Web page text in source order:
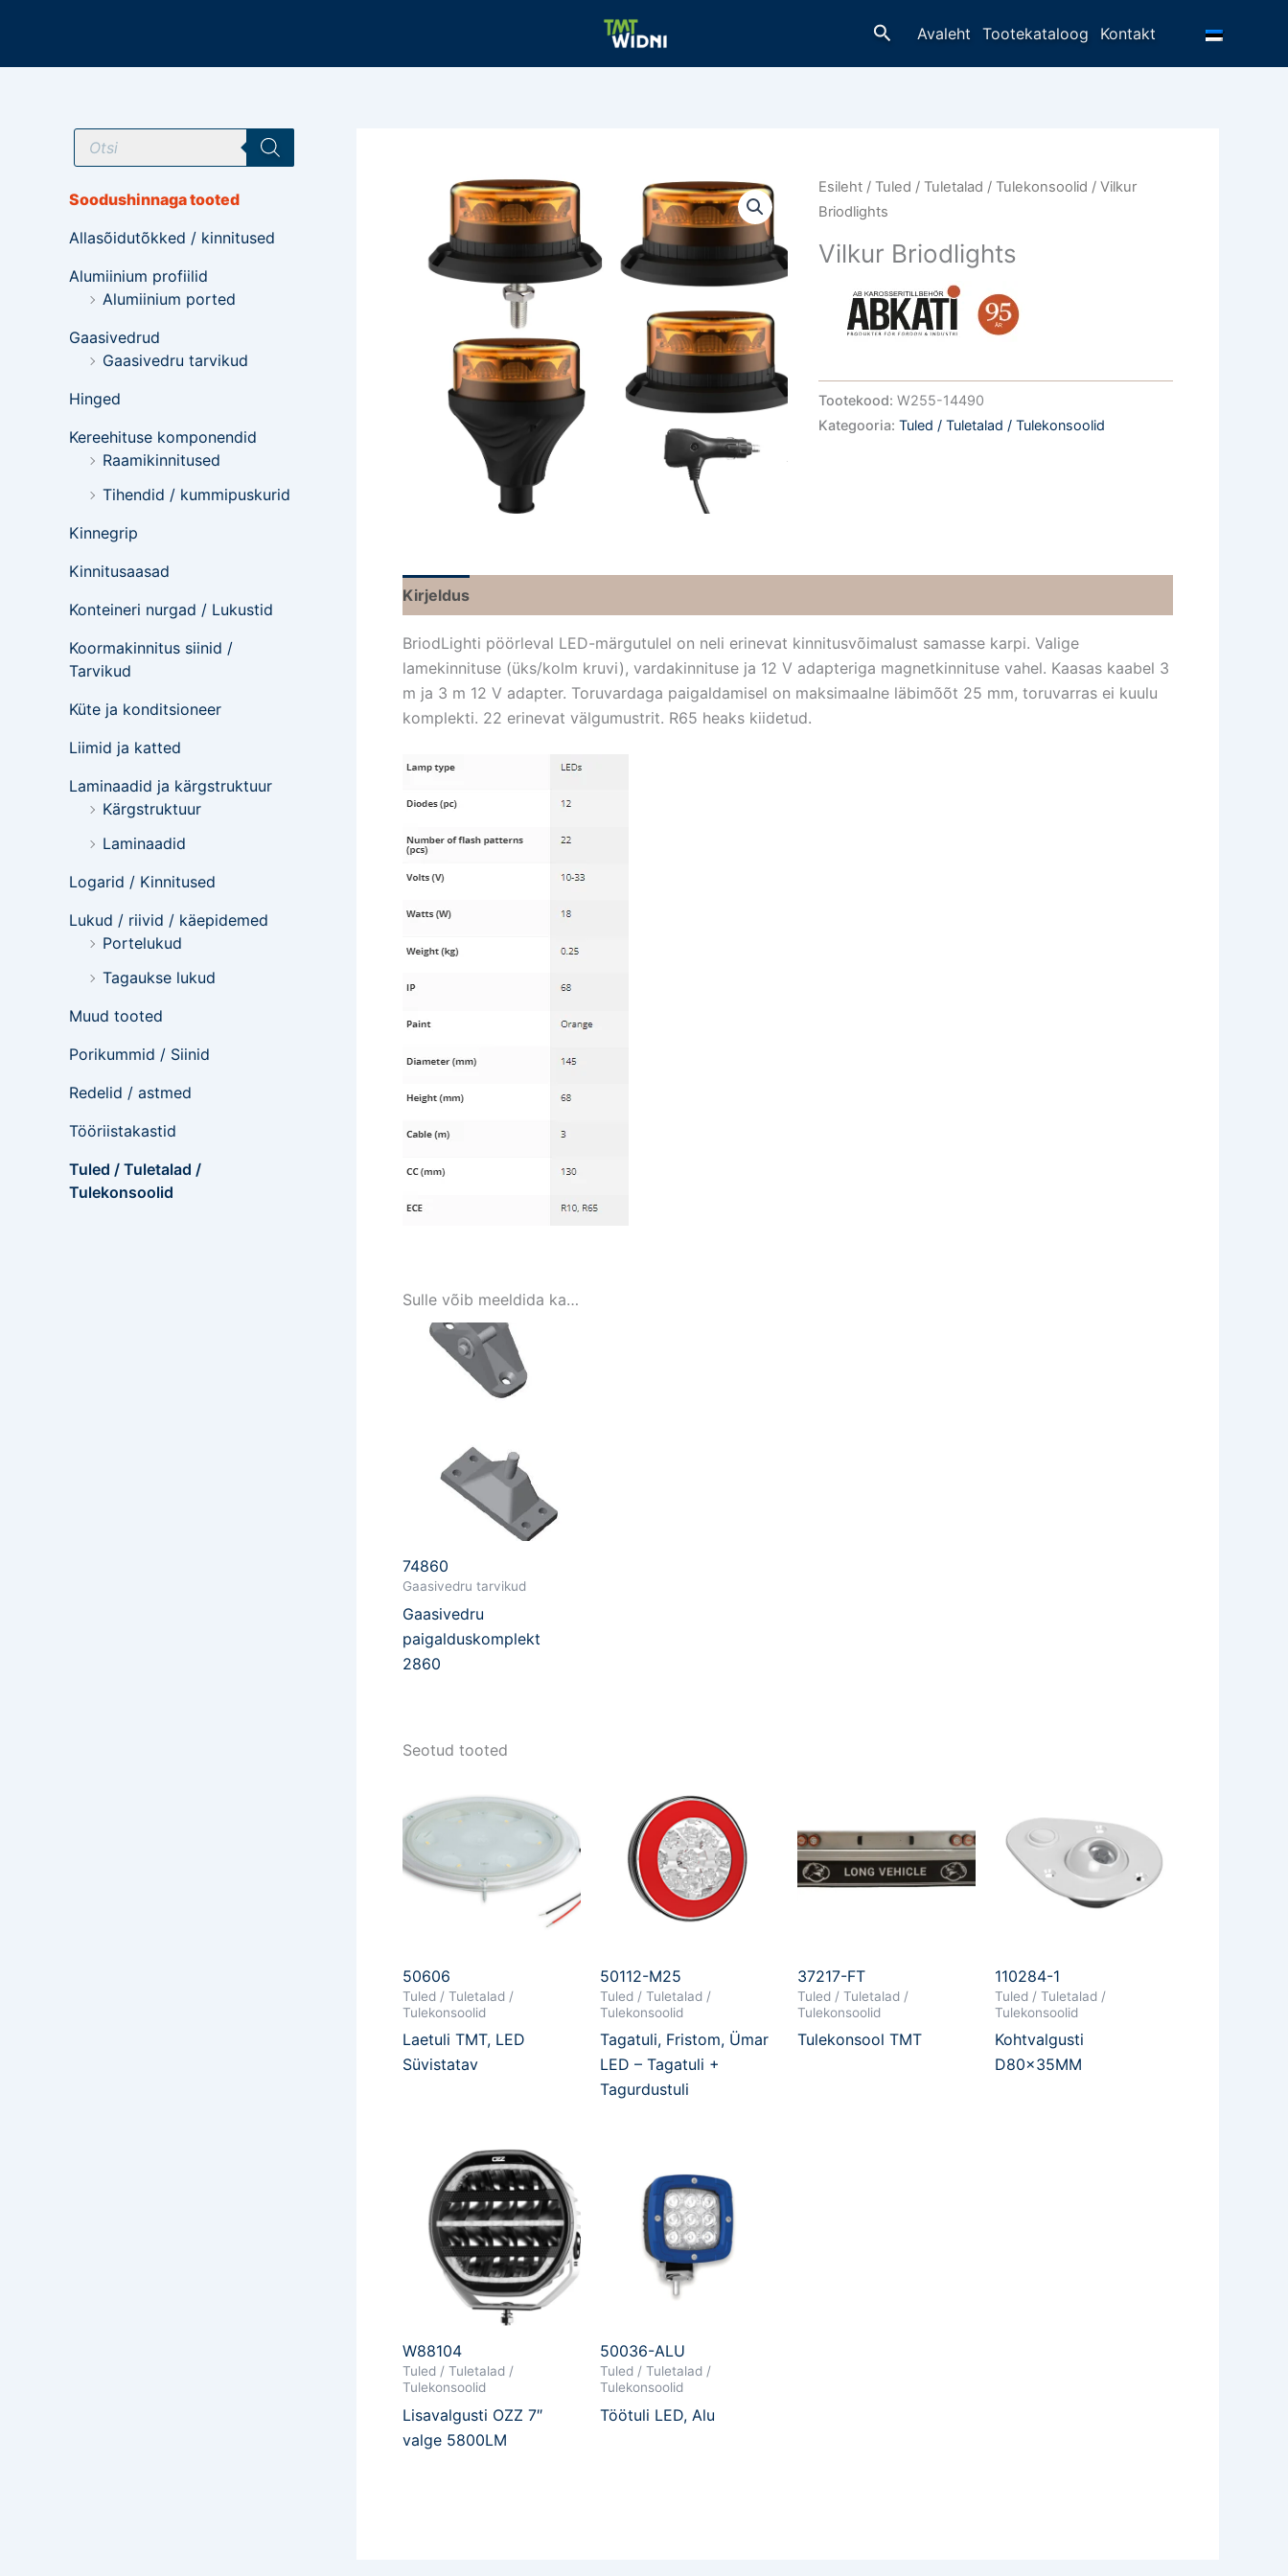
OtsingAvaleht Tootekataloog Kontakt
T
o
e
t
e
o
s
Soodushinnaga tooted
Allasõidutõkked / kinnitused
Alumiinium profiilid
Alumiinium ported
Gaasivedrud
Gaasivedru tarvikud
Hinged
Kereehituse komponendid
Raamikinnitused
Tihendid / kummipuskurid
Kinnegrip
Kinnitusaasad
Konteineri nurgad / Lukustid
Koormakinnitus siinid /
Tarvikud
Küte ja konditsioneer
Liimid ja katted
Laminaadid ja kärgstruktuur
Kärgstruktuur
Laminaadid
Logarid / Kinnitused
Lukud / riivid / käepidemed
Portelukud
Tagaukse lukud
Muud tooted
Porikummid / Siinid
Redelid / astmed
Tööriistakastid
Tuled / Tuletalad /
Tulekonsoolid
Esileht /Tuled / Tuletalad / Tulekonsoolid / Vilkur
Briodlights
Vilkur Briodlights
Tootekood:W255-14490
Kategooria:Tuled / Tuletalad / Tulekonsoolid
Kirjeldus
BriodLighti pöörleval LED-märgutulel on neli erinevat kinnitusvõimalust samasse karpi. Valige
lamekinnituse (üks/kolm kruvi), vardakinnituse ja 12 V adapteriga magnetkinnituse vahel. Kaasas kaabel 3
m ja 3 m 12 V adapter. Toruvardaga paigaldamisel on maksimaalne läbimõõt 25 mm, toruvarras ei kuulu
komplekti. 22 erinevat välgumustrit. R65 heaks kiidetud.
Sulle võib meeldida ka…
74860
Gaasivedru tarvikud
Gaasivedru
paigalduskomplekt
2860
Seotud tooted
50606
Tuled / Tuletalad /
Tulekonsoolid
Laetuli TMT, LED
Süvistatav
50112-M25
Tuled / Tuletalad /
Tulekonsoolid
Tagatuli, Fristom, Ümar
LED – Tagatuli +
Tagurdustuli
37217-FT
Tuled / Tuletalad /
Tulekonsoolid
Tulekonsool TMT
110284-1
Tuled / Tuletalad /
Tulekonsoolid
Kohtvalgusti
D80x35MM
W88104
Tuled / Tuletalad /
Tulekonsoolid
Lisavalgusti OZZ 7″
valge 5800LM
50036-ALU
Tuled / Tuletalad /
Tulekonsoolid
Töötuli LED, Alu